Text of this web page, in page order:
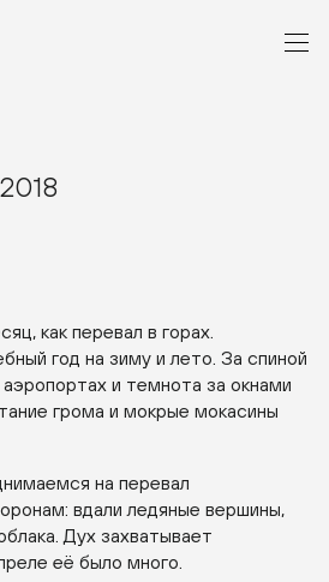
как перевал в горах.
год на зиму и лето. За спиной
и темнота за окнами
грома и мокрые мокасины
на перевал
вдали ледяные вершины,
Дух захватывает
её было много.